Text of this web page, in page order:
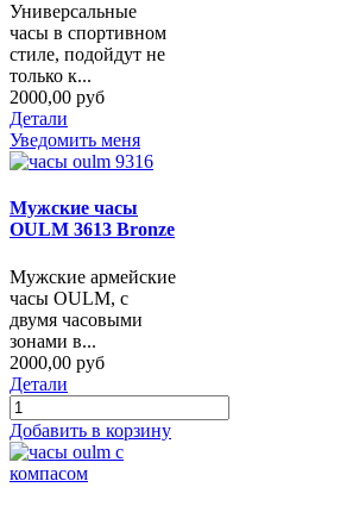
Универсальные
часы в спортивном
стиле, подойдут не
только к...
2000,00 руб
Детали
Уведомить меня
Мужские часы
OULM 3613 Bronze
Мужские армейские
часы OULM, с
двумя часовыми
зонами в...
2000,00 руб
Детали
Добавить в корзину